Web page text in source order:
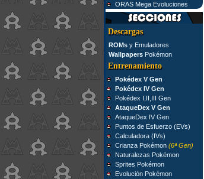
ORAS Mega Evoluciones
Descargas
ROMsy Emuladores
WallpapersPokémon
Entrenamiento
Pokédex V Gen
Pokédex IV Gen
Pokédex I,II,III Gen
AtaqueDex V Gen
AtaqueDex IV Gen
Puntos de Esfuerzo (EVs)
Calculadora (IVs)
Crianza Pokémon (6ª Gen)
Naturalezas Pokémon
Sprites Pokémon
Evolución Pokémon